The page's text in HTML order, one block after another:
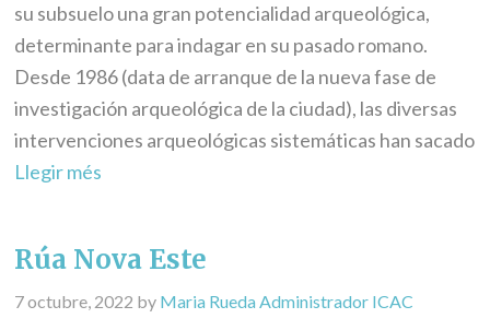
su subsuelo una gran potencialidad arqueológica,
determinante para indagar en su pasado romano.
Desde 1986 (data de arranque de la nueva fase de
investigación arqueológica de la ciudad), las diversas
intervenciones arqueológicas sistemáticas han sacado
Llegir més
Rúa Nova Este
7 octubre, 2022 by Maria Rueda Administrador ICAC